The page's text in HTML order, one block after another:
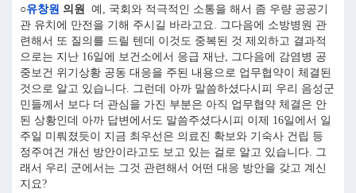
○유창원 의원
예, 국회와 적극적인 소통을 해서 좀 우량 공공기
관 유치에 만전을 기해 주시길 바라고요. 그다음에 소방병원 관
련해서 또 질의를 드릴 텐데 이것도 중복된 것 제외하고 결과적
으로는 지난 16일에 보건소에서 응급 재난, 그다음에 감염병 공
중보건 위기상황 공동 대응을 주된 내용으로 업무협약이 체결된
것으로 알고 있습니다. 그런데 아까 말씀하셨다시피 우리 음성군
민들께서 보다 더 관심을 가진 부분은 아직 업무협약 체결은 안
된 상황인데 아까 답변에서도 말씀주셨다시피 이제 16일에서 일
주일 미뤄졌듯이 지금 최우선은 의료진 확보와 기숙사 건립 등
정주여건 개선 방안이라고도 보고 있는 걸로 알고 있습니다. 그
래서 우리 군에서는 그것 관련해서 어떤 대응 방안을 갖고 계신
지요?